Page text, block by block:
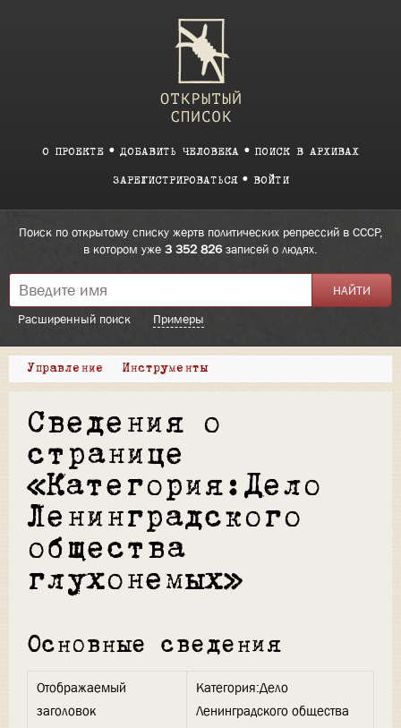
О ПРОЕКТЕ ДОБАВИТЬ ЧЕЛОВЕКА ПОИСК В АРХИВАХ
ЗАРЕГИСТРИРОВАТЬСЯ ВОЙТИ
Поиск по открытому списку жертв политических репрессий в СССР,
в котором уже 3 352 826записей о людях.
Расширенный поиск Примеры
Управление Инструменты
Сведения о
странице
«Категория:Дело
Ленинградского
общества
глухонемых»
Основные сведения
Отображаемый
заголовок
Категория:Дело
Ленинградского общества